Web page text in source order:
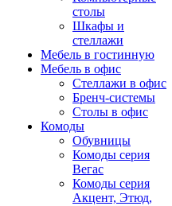
столы
Шкафы и
стеллажи
Мебель в гостинную
Мебель в офис
Стеллажи в офис
Бренч-системы
Столы в офис
Комоды
Обувницы
Комоды серия
Вегас
Комоды серия
Акцент, Этюд,